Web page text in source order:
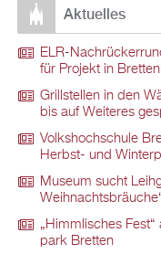
Ak­tu­el­les
ELR-
für Pro­jekt in
Grill­stel­len in den
bis auf Wei­te­res
Volks­hoch­schu­le
Herbst- und
Mu­se­um sucht
„Himm­li­sches
park Brett­en